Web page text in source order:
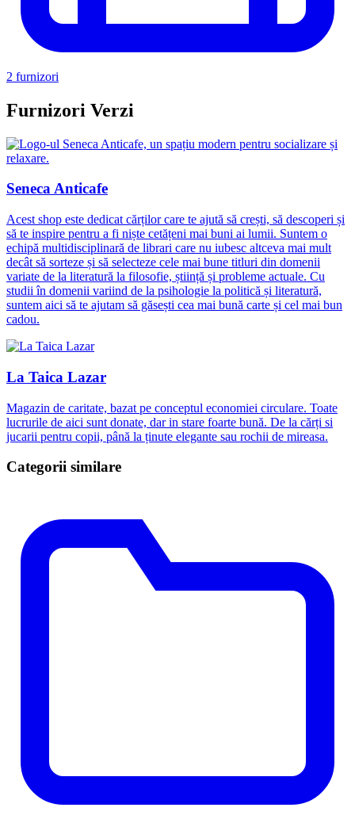
2 furnizori
Furnizori Verzi
Seneca Anticafe
Acest shop este dedicat cărților care te ajută să crești, să descoperi și
să te inspire pentru a fi niște cetățeni mai buni ai lumii. Suntem o
echipă multidisciplinară de librari care nu iubesc altceva mai mult
decât să sorteze și să selecteze cele mai bune titluri din domenii
variate de la literatură la filosofie, știință și probleme actuale. Cu
studii în domenii variind de la psihologie la politică și literatură,
suntem aici să te ajutam să găsești cea mai bună carte și cel mai bun
cadou.
La Taica Lazar
Magazin de caritate, bazat pe conceptul economiei circulare. Toate
lucrurile de aici sunt donate, dar in stare foarte bună. De la cărți si
jucarii pentru copii, până la ținute elegante sau rochii de mireasa.
Categorii similare